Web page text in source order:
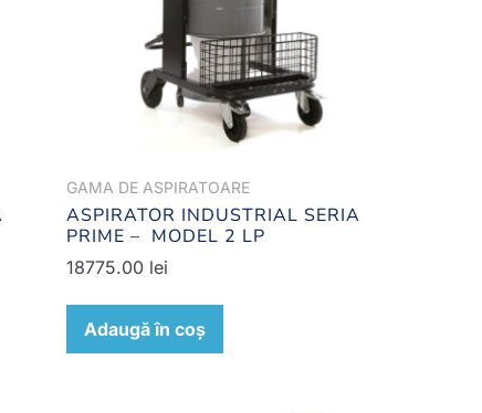
GAMA DE ASPIRATOARE
ASPIRATOR INDUSTRIAL SERIA
PRIME – MODEL 2 LP
18775.00 lei
Adaugă în coș